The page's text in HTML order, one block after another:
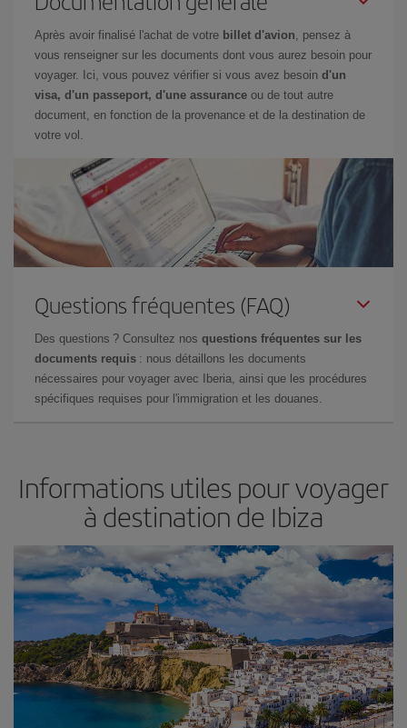
Après avoir finalisé l'achat de votre billet d'avion, pensez à
vous renseigner sur les documents dont vous aurez besoin pour
voyager. Ici, vous pouvez vérifier si vous avez besoin d'un
visa, d'un passeport, d'une assurance ou de tout autre
document, en fonction de la provenance et de la destination de
votre vol.
Questions fréquentes (FAQ)
Des questions ? Consultez nos questions fréquentes sur les
documents requis : nous détaillons les documents
nécessaires pour voyager avec Iberia, ainsi que les procédures
spécifiques requises pour l'immigration et les douanes.
Informations utiles pour voyager
à destination de Ibiza